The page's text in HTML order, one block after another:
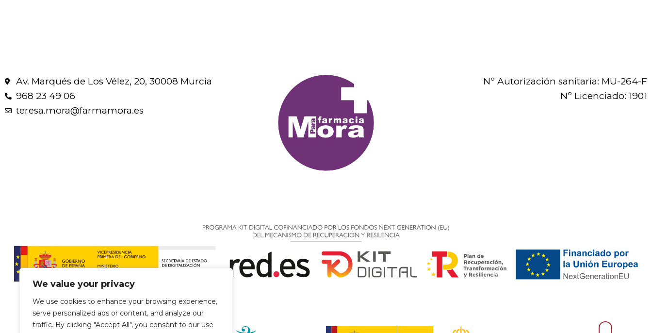
We value your privacy
We use cookies to enhance your browsing experience,
serve personalized ads or content, and analyze our
traffic. By clicking "Accept All", you consent to our use
Av. Marqués de Los Vélez, 20, 30008 Murcia
968 23 49 06
teresa.mora@farmamora.es
Nº Autorización sanitaria: MU-264-F
Nº Licenciado: 1901